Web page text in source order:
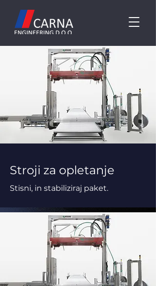
Stroji za opletanje
Stisni, in stabiliziraj paket.